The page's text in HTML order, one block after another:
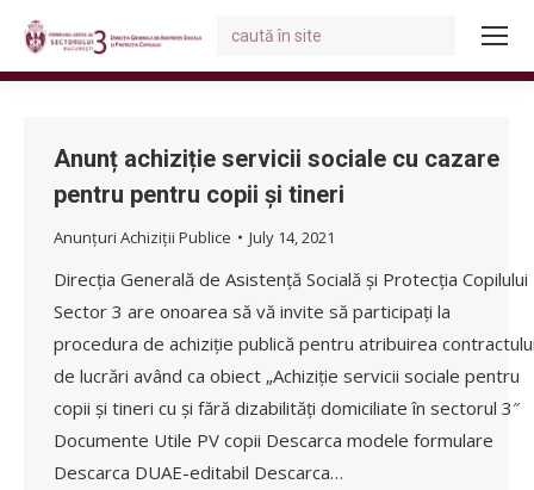
Search:
Anunț achiziție servicii sociale cu cazare
pentru pentru copii și tineri
Anunțuri Achiziții Publice July 14, 2021
Direcția Generală de Asistență Socială și Protecția Copilului
Sector 3 are onoarea să vă invite să participați la
procedura de achiziție publică pentru atribuirea
de lucrări având ca obiect „Achiziție servicii sociale pentru
copii și tineri cu și fără dizabilități domiciliate în sectorul 3″
Documente Utile PV copii Descarca modele formulare
Descarca DUAE-editabil Descarca…